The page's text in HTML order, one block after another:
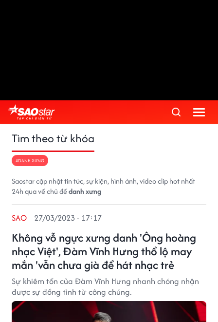
Tìm theo từ khóa
#DANH XƯNG
Saostar cập nhật tin tức, sự kiện, hình ảnh, video clip hot nhất
24h qua về chủ đềdanh xưng
Không vỗ ngực xưng danh 'Ông hoàng
nhạc Việt', Đàm Vĩnh Hưng thổ lộ may
mắn 'vẫn chưa già để hát nhạc trẻ
SAO 27/03/2023 - 17:17
Sự khiêm tốn của Đàm Vĩnh Hưng nhanh chóng nhận
được sự đồng tình từ công chúng.